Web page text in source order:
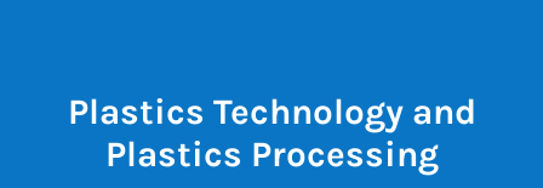
Plastics Technology and
Plastics Processing